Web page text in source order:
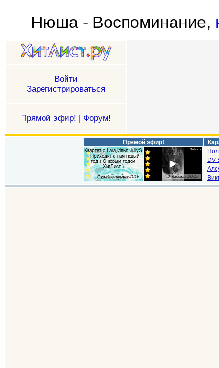
Нюша - Воспоминание,
Войти
Зарегистрироваться
Прямой эфир! | Форум!
Прямой эфир!
DV